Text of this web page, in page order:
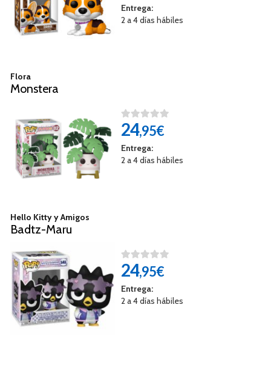
Entrega:
2 a 4 días hábiles
Flora
Monstera
24,95€
Entrega:
2 a 4 días hábiles
Hello Kitty y Amigos
Badtz-Maru
24,95€
Entrega:
2 a 4 días hábiles